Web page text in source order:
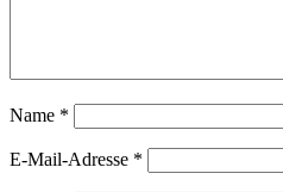
Name *
E-Mail-Adresse *